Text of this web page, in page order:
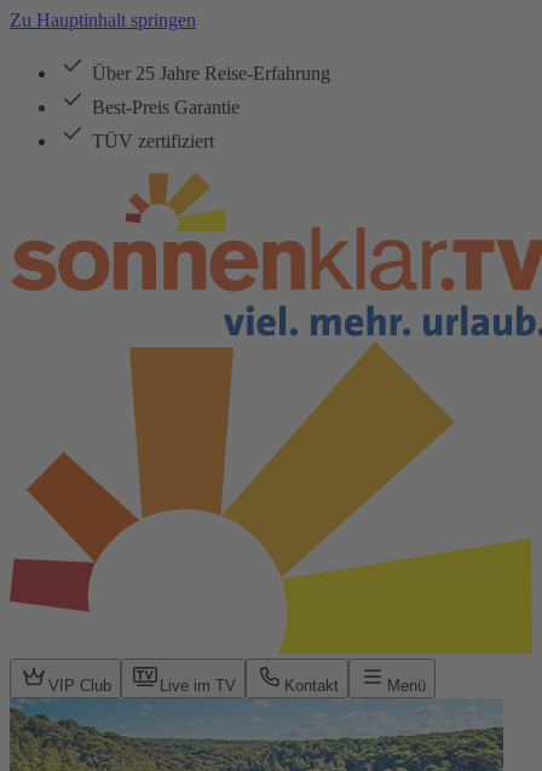
Zu Hauptinhalt springen
Über 25 Jahre Reise-Erfahrung
Best-Preis Garantie
TÜV zertifiziert
VIP Club Live im TV Kontakt Menü